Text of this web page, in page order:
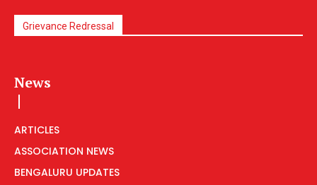
Grievance Redressal
News
ARTICLES
ASSOCIATION NEWS
BENGALURU UPDATES